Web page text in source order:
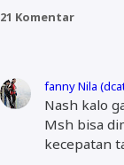
21 Komentar
fanny Nila
Nash kalo
Msh bisa
kecepatan